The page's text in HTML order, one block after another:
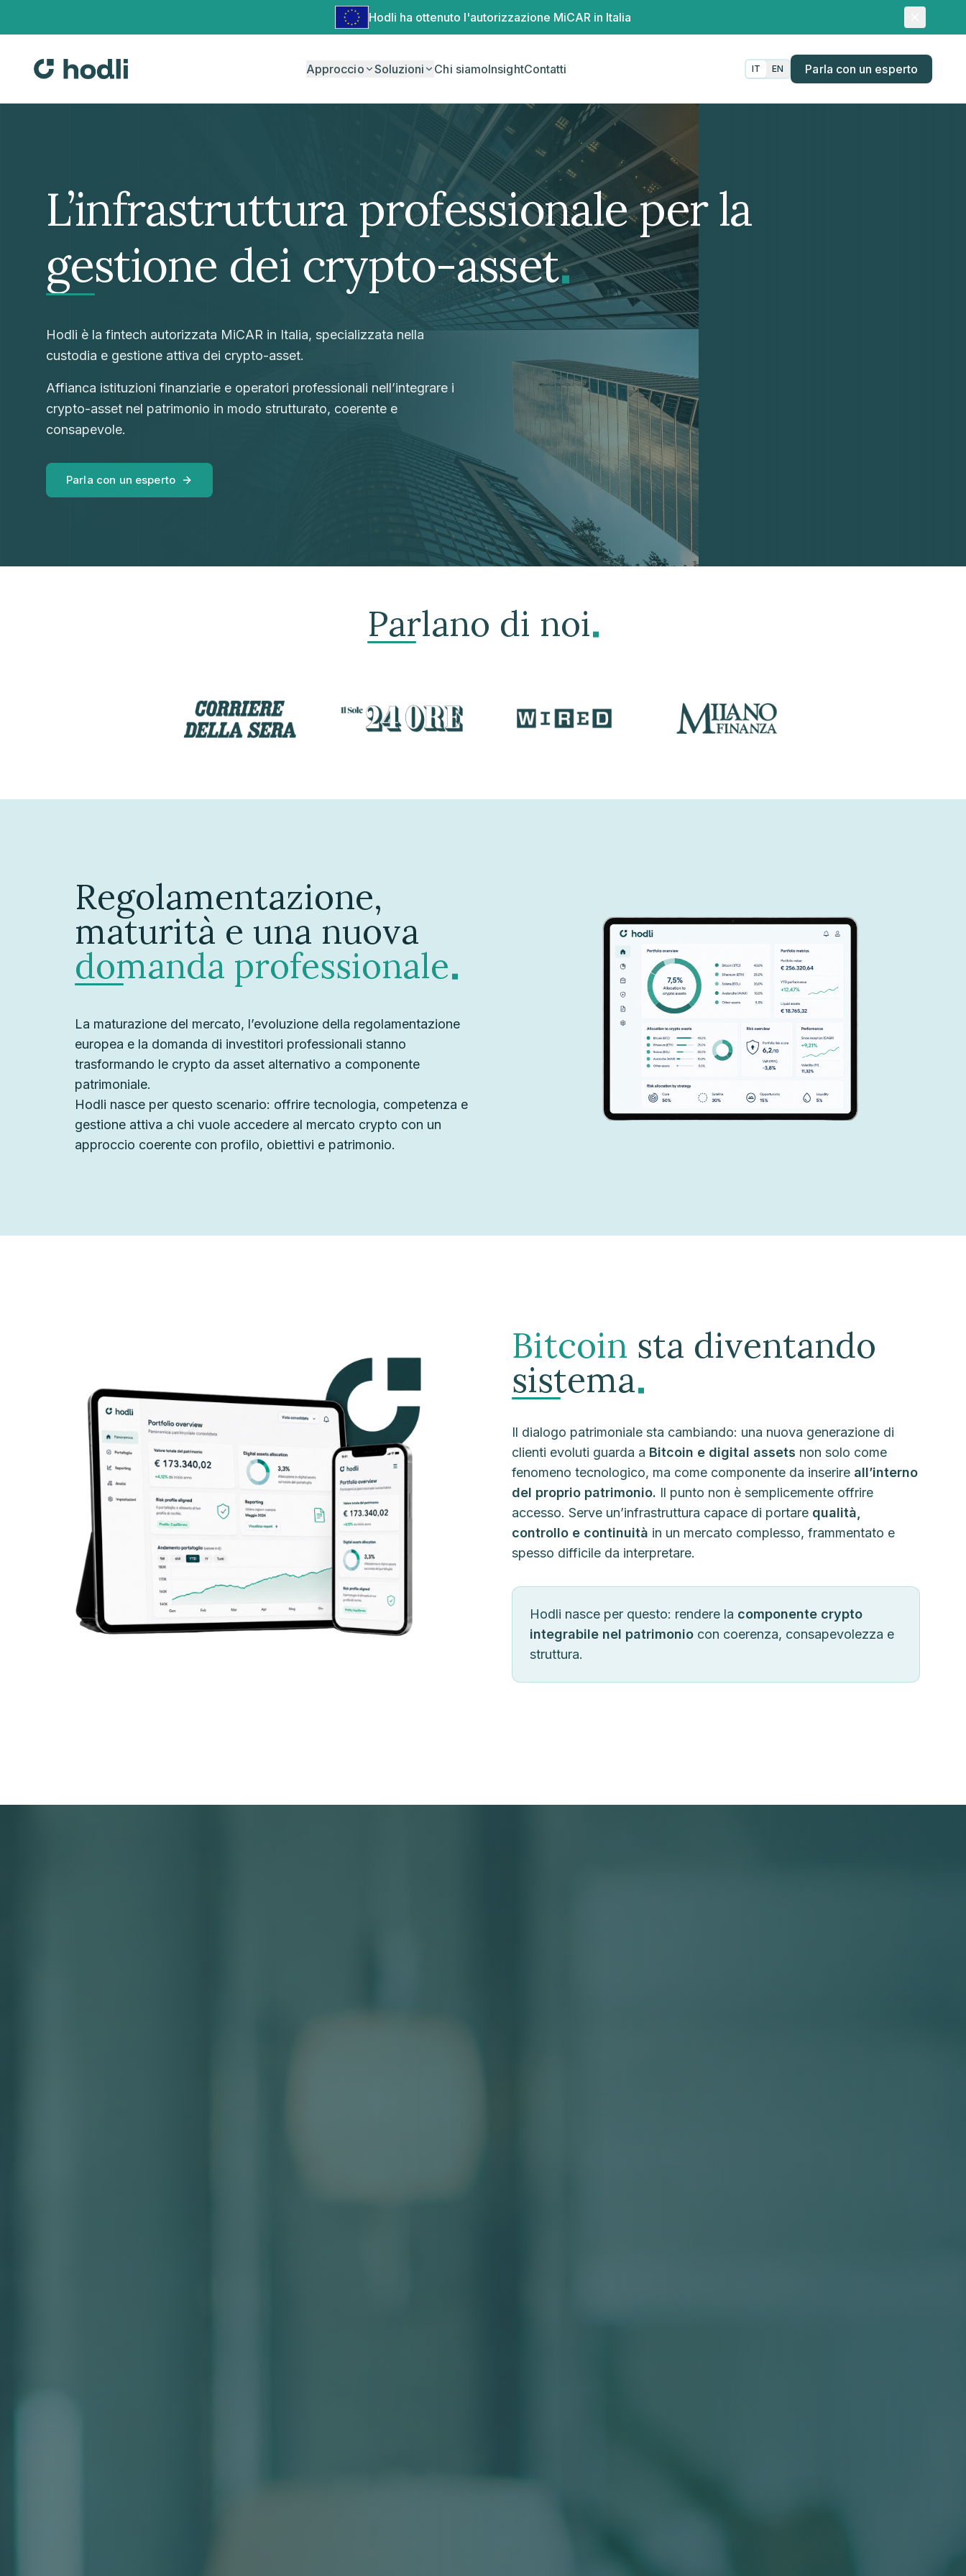
Hodli ha ottenuto l'autorizzazione MiCAR in Italia
Approccio Soluzioni Chi siamoInsightContatti IT EN Parla con un esperto
L’infrastruttura professionale per la
gestione dei crypto-asset.
Hodli è la fintech autorizzata MiCAR in Italia, specializzata nella
custodia e gestione attiva dei crypto-asset.
Affianca istituzioni finanziarie e operatori professionali nell’integrare i
crypto-asset nel patrimonio in modo strutturato, coerente e
consapevole.
Parla con un esperto
Parlano di noi
Regolamentazione,
maturità e una nuova
domanda professionale .
La maturazione del mercato, l’evoluzione della regolamentazione
europea e la domanda di investitori professionali stanno
trasformando le crypto da asset alternativo a componente
patrimoniale.
Hodli nasce per questo scenario: offrire tecnologia, competenza e
gestione attiva a chi vuole accedere al mercato crypto con un
approccio coerente con profilo, obiettivi e patrimonio.
Bitcoin sta diventando
sistema.
Il dialogo patrimoniale sta cambiando: una nuova generazione di
clienti evoluti guarda a Bitcoin e digital assets non solo come
fenomeno tecnologico, ma come componente da inserire all’interno
del proprio patrimonio. Il punto non è semplicemente offrire
accesso. Serve un’infrastruttura capace di portare qualità,
controllo e continuità in un mercato complesso, frammentato e
spesso difficile da interpretare.
Hodli nasce per questo: rendere la componente crypto
integrabile nel patrimonio con coerenza, consapevolezza e
struttura.